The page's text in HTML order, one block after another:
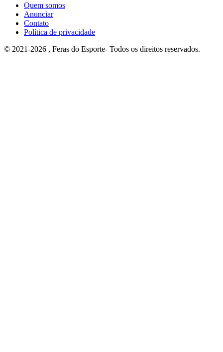
Quem somos
Anunciar
Contato
Política de privacidade
© 2021-2026 , Feras do Esporte- Todos os direitos reservados.